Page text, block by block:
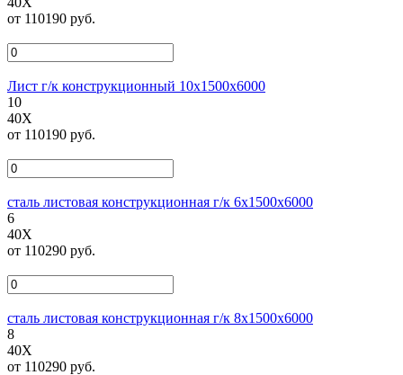
от 110190 руб.
Лист г/к конструкционный 10х1500х6000
10
40Х
от 110190 руб.
сталь листовая конструкционная г/к 6х1500х6000
6
40Х
от 110290 руб.
сталь листовая конструкционная г/к 8х1500х6000
8
40Х
от 110290 руб.